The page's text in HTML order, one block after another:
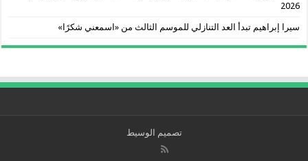
2026
سيرا إبراهيم تبدأ العد التنازلي للموسم الثالث من «اسمعني شكرًا»
تصميم الوسيط